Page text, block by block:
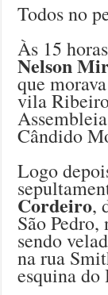
Todos no
Às 15
Nelson
que
vila
Cândido
Logo
Cordeiro,
São
sendo
na rua
esquina